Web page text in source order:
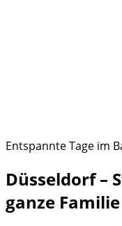
Entspannte Tage im
Düsseldorf –
ganze Familie